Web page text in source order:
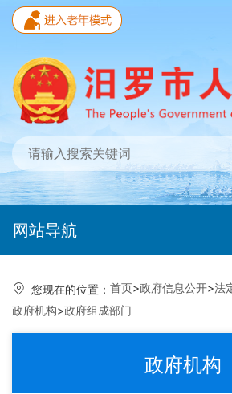
网站导航
您现在的位置： 首页>政府信息公开>法
政府机构>政府组成部门
政府机构